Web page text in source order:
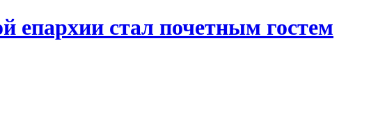
стал почетным гостем